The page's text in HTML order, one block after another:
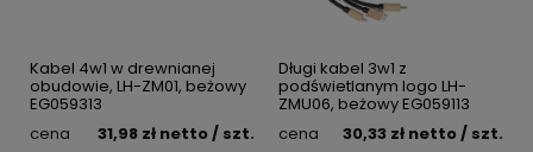
Kabel 4w1 w drewnianej
obudowie, LH-ZM01, beżowy
EG059313
cena
31,98 zł netto/ szt.
Długi kabel 3w1 z
podświetlanym logo LH-
ZMU06, beżowy EG059113
cena
30,33 zł netto/ szt.